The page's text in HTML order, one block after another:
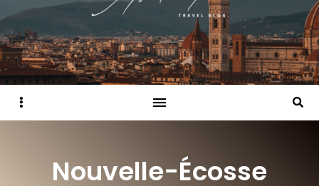
Sidebar
Nouvelle-Écosse